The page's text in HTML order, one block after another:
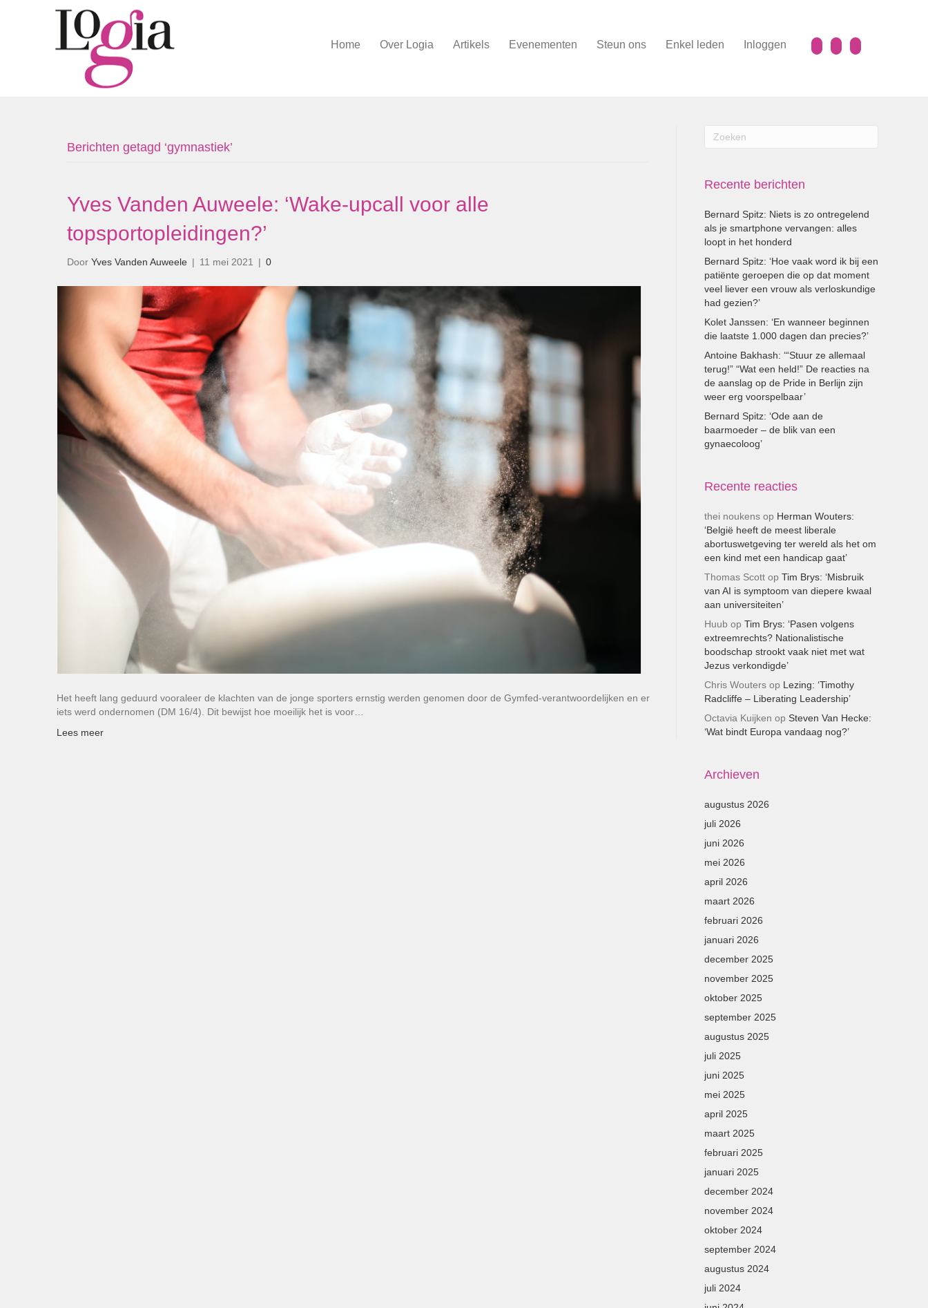
Home Over Logia Artikels Evenementen Steun ons Enkel leden Inloggen
Berichten getagd ‘gymnastiek’
Yves Vanden Auweele: ‘Wake-upcall voor alle
topsportopleidingen?’
Door Yves Vanden Auweele | 11 mei 2021 | 0
Het heeft lang geduurd vooraleer de klachten van de jonge sporters ernstig werden genomen door de Gymfed-verantwoordelijken en er
iets werd ondernomen (DM 16/4). Dit bewijst hoe moeilijk het is voor…
Lees meer
Recente berichten
Bernard Spitz: Niets is zo ontregelend
als je smartphone vervangen: alles
loopt in het honderd
Bernard Spitz: ‘Hoe vaak word ik bij een
patiënte geroepen die op dat moment
veel liever een vrouw als verloskundige
had gezien?’
Kolet Janssen: ‘En wanneer beginnen
die laatste 1.000 dagen dan precies?’
Antoine Bakhash: ‘“Stuur ze allemaal
terug!” “Wat een held!” De reacties na
de aanslag op de Pride in Berlijn zijn
weer erg voorspelbaar’
Bernard Spitz: ‘Ode aan de
baarmoeder – de blik van een
gynaecoloog’
Recente reacties
thei noukensop Herman Wouters:
‘België heeft de meest liberale
abortuswetgeving ter wereld als het om
een kind met een handicap gaat’
Thomas Scottop Tim Brys: ‘Misbruik
van AI is symptoom van diepere kwaal
aan universiteiten’
Huub op Tim Brys: ‘Pasen volgens
extreemrechts? Nationalistische
boodschap strookt vaak niet met wat
Jezus verkondigde’
Chris Woutersop Lezing: ‘Timothy
Radcliffe – Liberating Leadership’
Octavia Kuijken op Steven Van Hecke:
‘Wat bindt Europa vandaag nog?’
Archieven
augustus 2026
juli 2026
juni 2026
mei 2026
april 2026
maart 2026
februari 2026
januari 2026
december 2025
november 2025
oktober 2025
september 2025
augustus 2025
juli 2025
juni 2025
mei 2025
april 2025
maart 2025
februari 2025
januari 2025
december 2024
november 2024
oktober 2024
september 2024
augustus 2024
juli 2024